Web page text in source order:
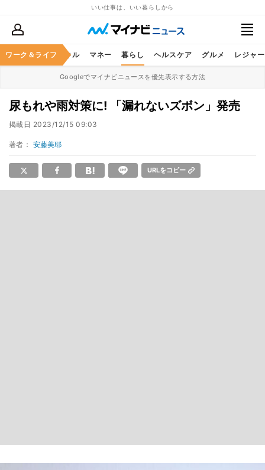
いい仕事は、いい暮らしから
ワーク＆ライフ
ア ビジネススキル マネー 暮らし ヘルスケア グルメ レジャー
Googleでマイナビニュースを優先表示する方法
尿もれや雨対策に! 「漏れないズボン」発売
掲載日 2023/12/15 09:03
著者： 安藤美耶
URLをコピー